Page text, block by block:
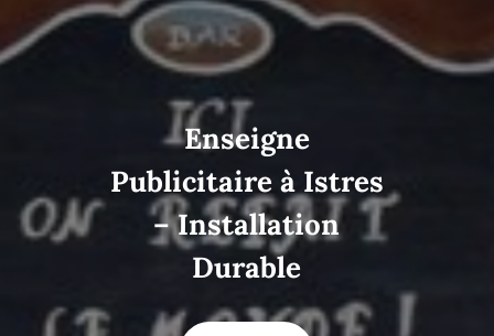
Enseigne
Publicitaire à Istres
– Installation
Durable